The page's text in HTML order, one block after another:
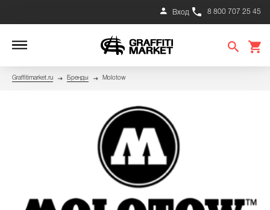
8 800 707 25 45
Вход
Graffitimarket.ru Бренды Molotow